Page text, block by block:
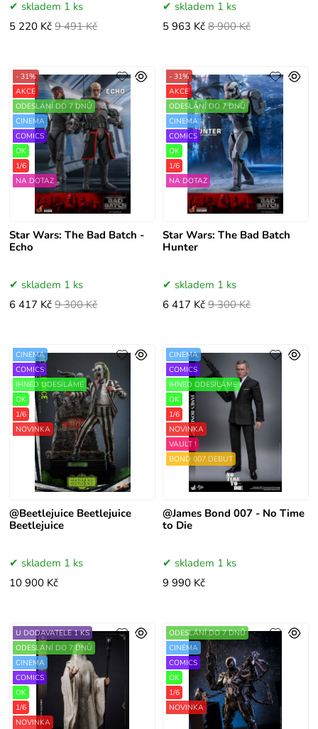
skladem 1 ks
5 220 Kč 9 491 Kč
skladem 1 ks
5 963 Kč 8 900 Kč
Star Wars: The Bad Batch -
Echo
- 31%
AKCE
ODESLÁNÍ DO 7 DNŮ
CINEMA
COMICS
OK
1/6
NA DOTAZ
skladem 1 ks
6 417 Kč 9 300 Kč
Star Wars: The Bad Batch
Hunter
- 31%
AKCE
ODESLÁNÍ DO 7 DNŮ
CINEMA
COMICS
OK
1/6
NA DOTAZ
skladem 1 ks
6 417 Kč 9 300 Kč
@Beetlejuice Beetlejuice
Beetlejuice
CINEMA
COMICS
IHNED ODESÍLÁME
OK
1/6
NOVINKA
skladem 1 ks
10 900 Kč
@James Bond 007 - No Time
to Die
CINEMA
COMICS
IHNED ODESÍLÁME
OK
1/6
NOVINKA
VAULT !
BOND 007 DEBUT
skladem 1 ks
9 990 Kč
U DODAVATELE 1 KS
ODESLÁNÍ DO 7 DNŮ
CINEMA
COMICS
OK
1/6
NOVINKA
ODESLÁNÍ DO 7 DNŮ
CINEMA
COMICS
OK
1/6
NOVINKA